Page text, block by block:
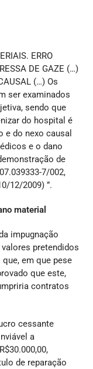
ERRO
DE GAZE (…)
(…) Os
ser examinados
sendo que
do hospital é
e do nexo causal
e o dano
de
7/002,
12/2009) ”.
material
impugnação
pretendidos
em que pese
que este,
contratos
cessante
a
de reparação